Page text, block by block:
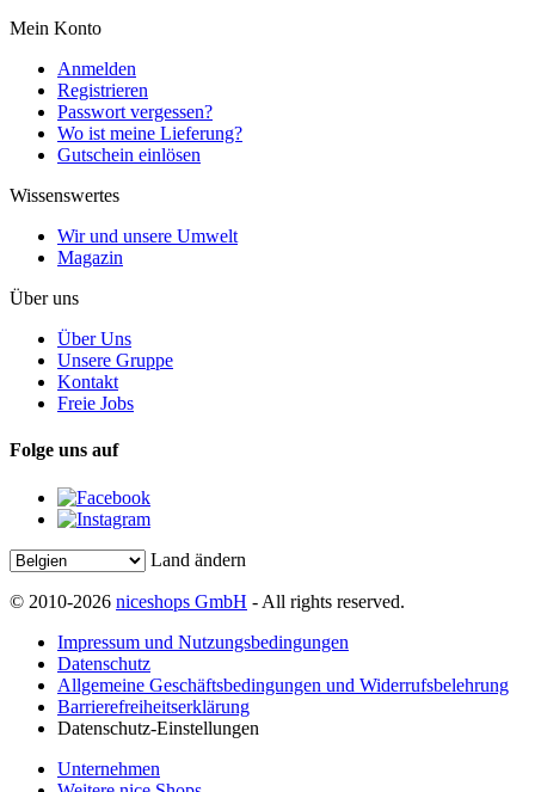
Mein Konto
Anmelden
Registrieren
Passwort vergessen?
Wo ist meine Lieferung?
Gutschein einlösen
Wissenswertes
Wir und unsere Umwelt
Magazin
Über uns
Über Uns
Unsere Gruppe
Kontakt
Freie Jobs
Folge uns auf
Land ändern
© 2010-2026 niceshops GmbH - All rights reserved.
Impressum und Nutzungsbedingungen
Datenschutz
Allgemeine Geschäftsbedingungen und Widerrufsbelehrung
Barrierefreiheitserklärung
Datenschutz-Einstellungen
Unternehmen